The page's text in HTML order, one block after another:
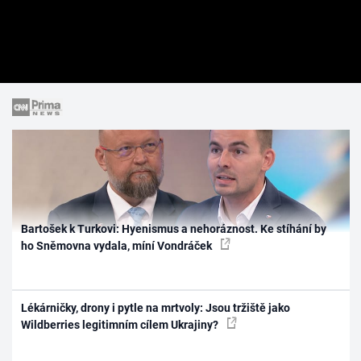
Bartošek k Turkovi: Hyenismus a nehoráznost. Ke stíhání by
ho Sněmovna vydala, míní Vondráček
Lékárničky, drony i pytle na mrtvoly: Jsou tržiště jako
Wildberries legitimním cílem Ukrajiny?